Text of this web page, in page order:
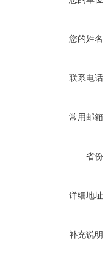
您的姓名
联系电话
常用邮箱
省份
详细地址
补充说明